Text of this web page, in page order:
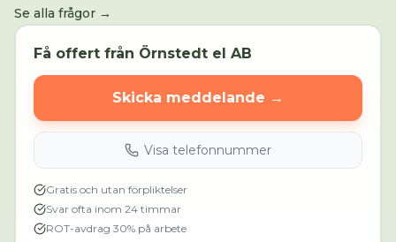
Se alla frågor →
Få offert från Örnstedt el AB
Skicka meddelande →
Visa telefonnummer
Gratis och utan förpliktelser
Svar ofta inom 24 timmar
ROT-avdrag 30% på arbete